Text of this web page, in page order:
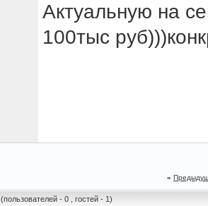
Актуальную на
100тыс
«
(пользователей - 0 , гостей - 1)